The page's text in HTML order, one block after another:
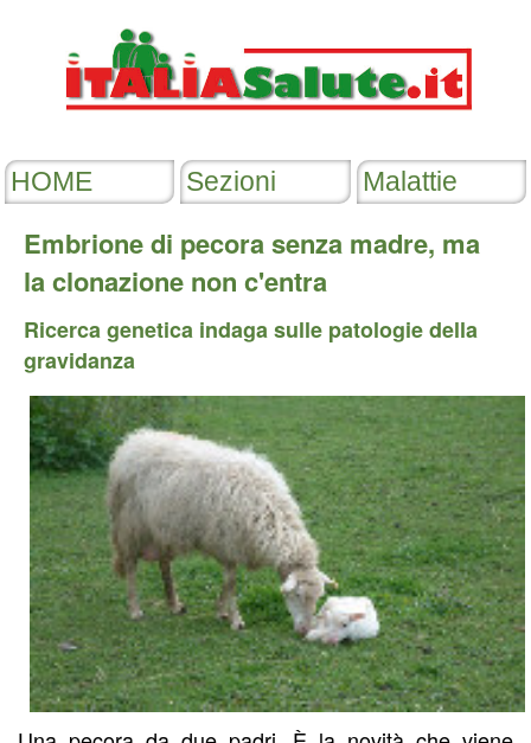
Embrione di pecora senza madre, ma
la clonazione non c'entra
Ricerca genetica indaga sulle patologie della
gravidanza